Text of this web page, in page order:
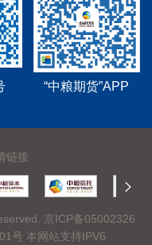
“中粮期货”APP
链接
京ICP备05002326
号 本网站支持IPV6